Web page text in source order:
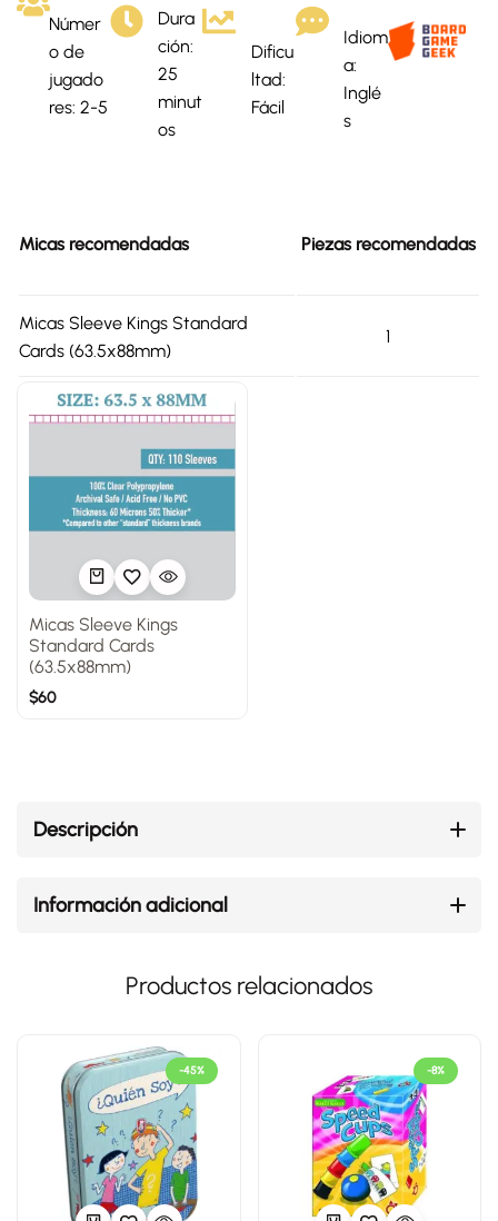
Númer
o de
jugado
res: 2-5
Dura
ción:
25
minut
os
Dificu
ltad:
Fácil
Idiom
a:
Inglé
s
Micas recomendadas Piezas recomendadas
Micas Sleeve Kings Standard
Cards (63.5x88mm)
1
Micas Sleeve Kings
Standard Cards
(63.5x88mm)
$60
Descripción
Información adicional
Productos relacionados
-45% -8%